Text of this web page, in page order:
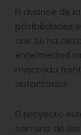
El avance de
posibilidades
que se ha
enfermedad
mejorada
autorizados.
El proyecto
con uno de